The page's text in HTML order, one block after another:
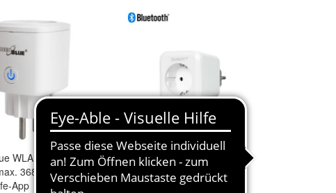
WLAN-Steckdose
3680,00 W
App
OSRAM Smart+ Plug,
Bluetooth schaltbare
Steckdose, kompatibel mit